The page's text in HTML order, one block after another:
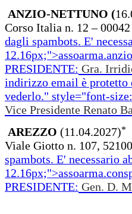
ANZIO-NETTUNO (
Corso Italia n. 12 –
dagli spambots. E'
12.16px;">
PRESIDENTE: Gra.
indirizzo email è protetto
vederlo." style="font-
Vice Presidente Renato
AREZZO (11.04.2027)*
Viale Giotto n. 107,
spambots. E' necessario
12.16px;">
PRESIDENTE: Gen. D.